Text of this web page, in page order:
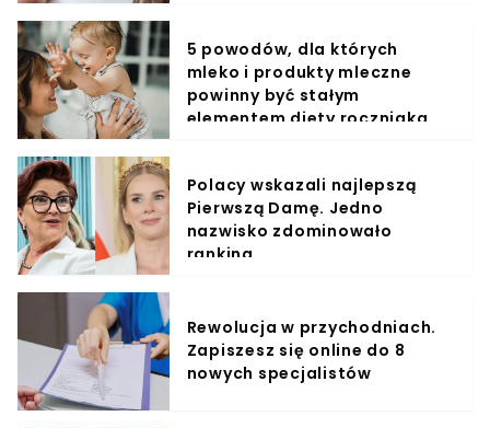
5 powodów, dla których
mleko i produkty mleczne
powinny być stałym
elementem diety roczniaka
Polacy wskazali najlepszą
Pierwszą Damę. Jedno
nazwisko zdominowało
ranking
Rewolucja w przychodniach.
Zapiszesz się online do 8
nowych specjalistów